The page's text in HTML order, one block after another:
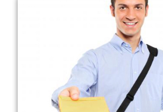
Великий Омеляник
Верхнеднепровск